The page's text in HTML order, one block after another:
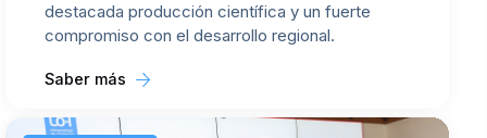
destacada producción científica y un fuerte
compromiso con el desarrollo regional.
Saber más